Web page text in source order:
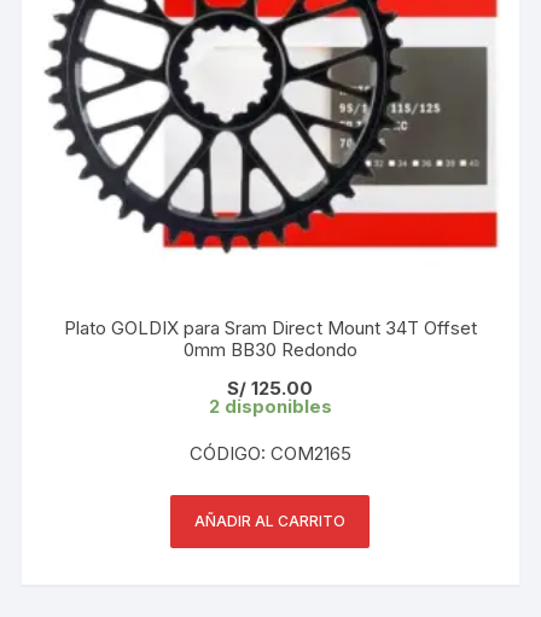
Plato GOLDIX para Sram Direct Mount 34T Offset
0mm BB30 Redondo
S/ 125.00
2 disponibles
CÓDIGO: COM2165
AÑADIR AL CARRITO